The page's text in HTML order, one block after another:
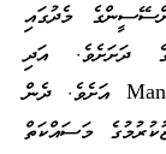
މެދުގައި
ދަށަށެވެ. އަދި
ފަލަސްޠީނު ވެގެން ދިޔައީ Mandatory Palestine އަށެވެ. ދެން
މަސައްކަތް